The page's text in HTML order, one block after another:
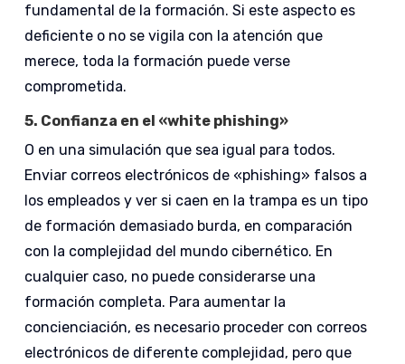
fundamental de la formación. Si este aspecto es
deficiente o no se vigila con la atención que
merece, toda la formación puede verse
comprometida.
5. Confianza en el «white phishing»
O en una simulación que sea igual para todos.
Enviar correos electrónicos de «phishing» falsos a
los empleados y ver si caen en la trampa es un tipo
de formación demasiado burda, en comparación
con la complejidad del mundo cibernético. En
cualquier caso, no puede considerarse una
formación completa. Para aumentar la
concienciación, es necesario proceder con correos
electrónicos de diferente complejidad, pero que